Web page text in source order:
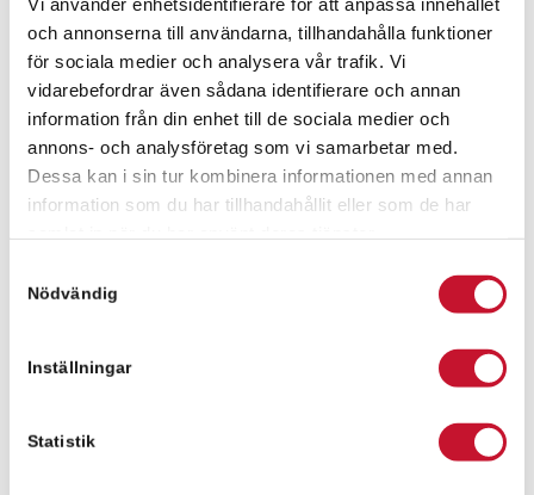
och annonserna till användarna, tillhandahålla funktioner
för sociala medier och analysera vår trafik. Vi
vidarebefordrar även sådana identifierare och annan
information från din enhet till de sociala medier och
annons- och analysföretag som vi samarbetar med.
Dessa kan i sin tur kombinera informationen med annan
information som du har tillhandahållit eller som de har
Nödvändig
Inställningar
Statistik
Kontaktperson för frågor
Anders Ledtje
Anders Ledtje
Meddelande